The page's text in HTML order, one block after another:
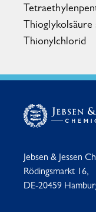
Thionylchlorid
Jebsen & Jessen
Rödingsmarkt 16,
DE-20459